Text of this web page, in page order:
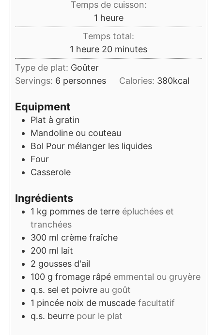
Temps de cuisson:
1 heure
heure
Temps total:
1 heure
heure 20minutes
minutes
Type de plat: Goûter
Servings: 6 personnes Calories: 380kcal
Equipment
Plat à gratin
Mandoline ou couteau
Bol Pour mélanger les liquides
Four
Casserole
Ingrédients
1 kg pommes de terre épluchées et
tranchées
300 ml crème fraîche
200 ml lait
2 gousses d'ail
100 g fromage râpé emmental ou gruyère
q.s. sel et poivre au goût
1 pincée noix de muscade facultatif
q.s. beurre pour le plat